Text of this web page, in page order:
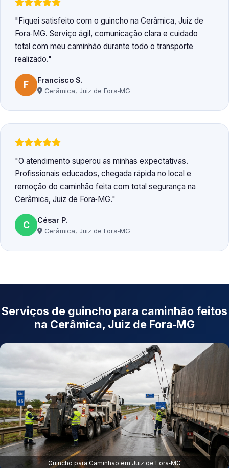
Fiquei satisfeito com o guincho na Cerâmica, Juiz de
Fora‑MG. Serviço ágil, comunicação clara e cuidado
total com meu caminhão durante todo o transporte
realizado.
F Francisco S.
Cerâmica, Juiz de Fora‑MG
O atendimento superou as minhas expectativas.
Profissionais educados, chegada rápida no local e
remoção do caminhão feita com total segurança na
Cerâmica, Juiz de Fora‑MG.
C César P.
Cerâmica, Juiz de Fora‑MG
Serviços de guincho para caminhão feitos
na Cerâmica, Juiz de Fora‑MG
Guincho para Caminhão em Juiz de Fora‑MG